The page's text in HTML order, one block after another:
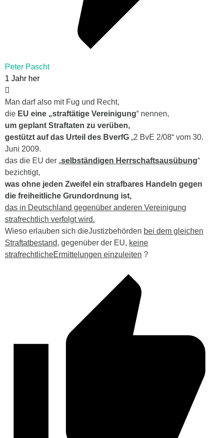
Peter Pascht
1 Jahr her
Man darf also mit Fug und Recht,
die EU eine „straftätige Vereinigung“ nennen,
um geplant Straftaten zu verüben,
gestützt auf das Urteil des BverfG „2 BvE 2/08“ vom 30.
Juni 2009.
das die EU der „selbständigen Herrschaftsausübung“
bezichtigt,
was ohne jeden Zweifel ein strafbares Handeln gegen
die freiheitliche Grundordnung ist,
das in Deutschland gegenüber anderen Vereinigung
strafrechtlich verfolgt wird.
Wieso erlauben sich dieJustizbehörden bei dem gleichen
Straftatbestand, gegenüber der EU, keine
strafrechtlicheErmittelungen einzuleiten ?